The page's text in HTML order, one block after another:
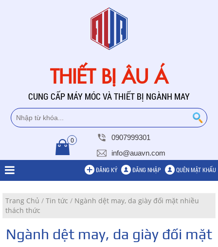
THIẾT BỊ ÂU Á
CUNG CẤP MÁY MÓC VÀ THIẾT BỊ NGÀNH MAY
0
0907999301
info@auavn.com
ĐĂNG KÝ ĐĂNG NHẬP QUÊN MẬT KHẨU
Trang Chủ / Tin tức / Ngành dệt may, da giày đối mặt nhiều
thách thức
Ngành dệt may, da giày đối mặt